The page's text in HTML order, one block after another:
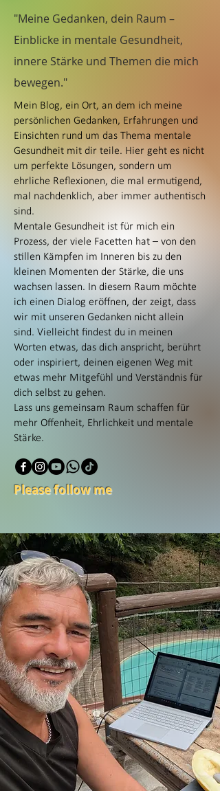
"Meine Gedanken, dein Raum –
Einblicke in mentale Gesundheit,
innere Stärke und Themen die mich
bewegen."
Mein Blog, ein Ort, an dem ich meine
persönlichen Gedanken, Erfahrungen und
Einsichten rund um das Thema mentale
Gesundheit mit dir teile. Hier geht es nicht
um perfekte Lösungen, sondern um
ehrliche Reflexionen, die mal ermutigend,
mal nachdenklich, aber immer authentisch
sind.
Mentale Gesundheit ist für mich ein
Prozess, der viele Facetten hat – von den
stillen Kämpfen im Inneren bis zu den
kleinen Momenten der Stärke, die uns
wachsen lassen. In diesem Raum möchte
ich einen Dialog eröffnen, der zeigt, dass
wir mit unseren Gedanken nicht allein
sind. Vielleicht findest du in meinen
Worten etwas, das dich anspricht, berührt
oder inspiriert, deinen eigenen Weg mit
etwas mehr Mitgefühl und Verständnis für
dich selbst zu gehen.
Lass uns gemeinsam Raum schaffen für
mehr Offenheit, Ehrlichkeit und mentale
Stärke.
Please follow me